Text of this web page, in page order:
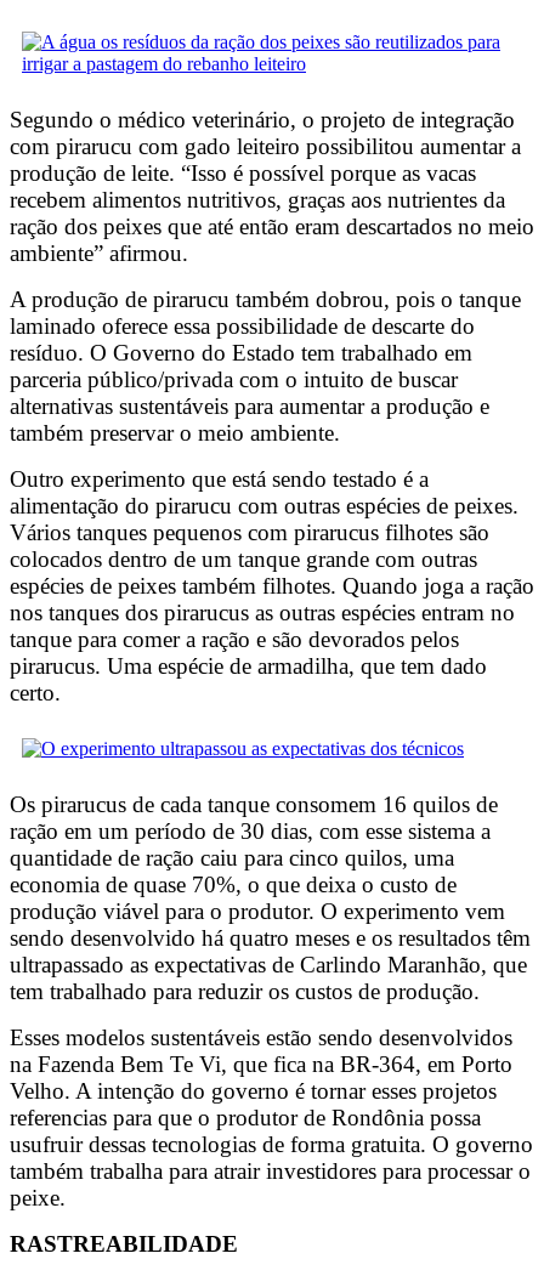
Segundo o médico veterinário, o projeto de integração
com pirarucu com gado leiteiro possibilitou aumentar a
produção de leite. “Isso é possível porque as vacas
recebem alimentos nutritivos, graças aos nutrientes da
ração dos peixes que até então eram descartados no meio
ambiente” afirmou.
A produção de pirarucu também dobrou, pois o tanque
laminado oferece essa possibilidade de descarte do
resíduo. O Governo do Estado tem trabalhado em
parceria público/privada com o intuito de buscar
alternativas sustentáveis para aumentar a produção e
também preservar o meio ambiente.
Outro experimento que está sendo testado é a
alimentação do pirarucu com outras espécies de peixes.
Vários tanques pequenos com pirarucus filhotes são
colocados dentro de um tanque grande com outras
espécies de peixes também filhotes. Quando joga a ração
nos tanques dos pirarucus as outras espécies entram no
tanque para comer a ração e são devorados pelos
pirarucus. Uma espécie de armadilha, que tem dado
certo.
Os pirarucus de cada tanque consomem 16 quilos de
ração em um período de 30 dias, com esse sistema a
quantidade de ração caiu para cinco quilos, uma
economia de quase 70%, o que deixa o custo de
produção viável para o produtor. O experimento vem
sendo desenvolvido há quatro meses e os resultados têm
ultrapassado as expectativas de Carlindo Maranhão, que
tem trabalhado para reduzir os custos de produção.
Esses modelos sustentáveis estão sendo desenvolvidos
na Fazenda Bem Te Vi, que fica na BR-364, em Porto
Velho. A intenção do governo é tornar esses projetos
referencias para que o produtor de Rondônia possa
usufruir dessas tecnologias de forma gratuita. O governo
também trabalha para atrair investidores para processar o
peixe.
RASTREABILIDADE